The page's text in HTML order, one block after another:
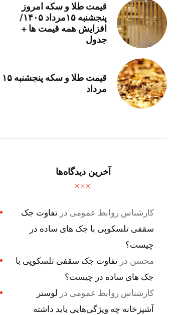
قیمت طلا و سکه امروز
پنجشنبه ۱۵مرداد ۱۴۰۵/
افزایش همه قیمت ها +
جدول
قیمت طلا و سکه پنجشنبه ۱۵
مرداد
آخرین دیدگاه‌ها
کارشناس روابط عمومی در تفاوت جک
سقفی تلسکوپی با جک های ساده در
چیست؟
محسن در تفاوت جک سقفی تلسکوپی با
جک های ساده در چیست؟
کارشناس روابط عمومی در لوستر
آشپزخانه چه ویژگی‌هایی باید داشته